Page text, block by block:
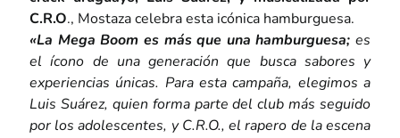
C.R.O., Mostaza celebra esta icónica hamburguesa.
«La Mega Boom es más que una hamburguesa; es
el ícono de una generación que busca sabores y
experiencias únicas. Para esta campaña, elegimos a
Luis Suárez, quien forma parte del club más seguido
por los adolescentes, y C.R.O., el rapero de la escena